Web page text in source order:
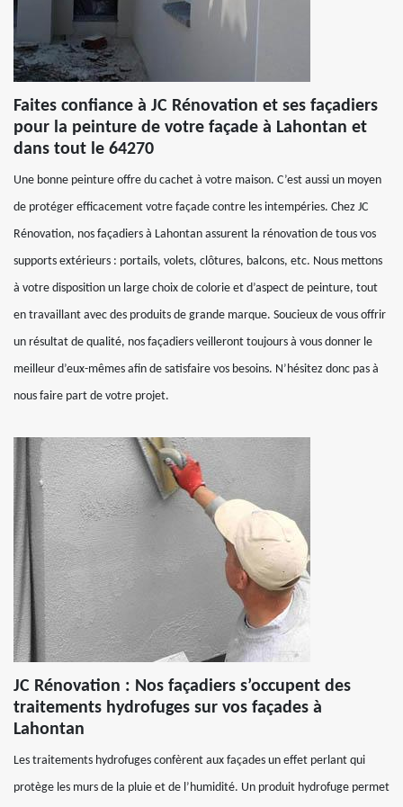
Faites confiance à JC Rénovation et ses façadiers
pour la peinture de votre façade à Lahontan et
dans tout le 64270
Une bonne peinture offre du cachet à votre maison. C’est aussi un moyen
de protéger efficacement votre façade contre les intempéries. Chez JC
Rénovation, nos façadiers à Lahontan assurent la rénovation de tous vos
supports extérieurs : portails, volets, clôtures, balcons, etc. Nous mettons
à votre disposition un large choix de colorie et d’aspect de peinture, tout
en travaillant avec des produits de grande marque. Soucieux de vous offrir
un résultat de qualité, nos façadiers veilleront toujours à vous donner le
meilleur d’eux-mêmes afin de satisfaire vos besoins. N’hésitez donc pas à
nous faire part de votre projet.
JC Rénovation : Nos façadiers s’occupent des
traitements hydrofuges sur vos façades à
Lahontan
Les traitements hydrofuges confèrent aux façades un effet perlant qui
protège les murs de la pluie et de l’humidité. Un produit hydrofuge permet